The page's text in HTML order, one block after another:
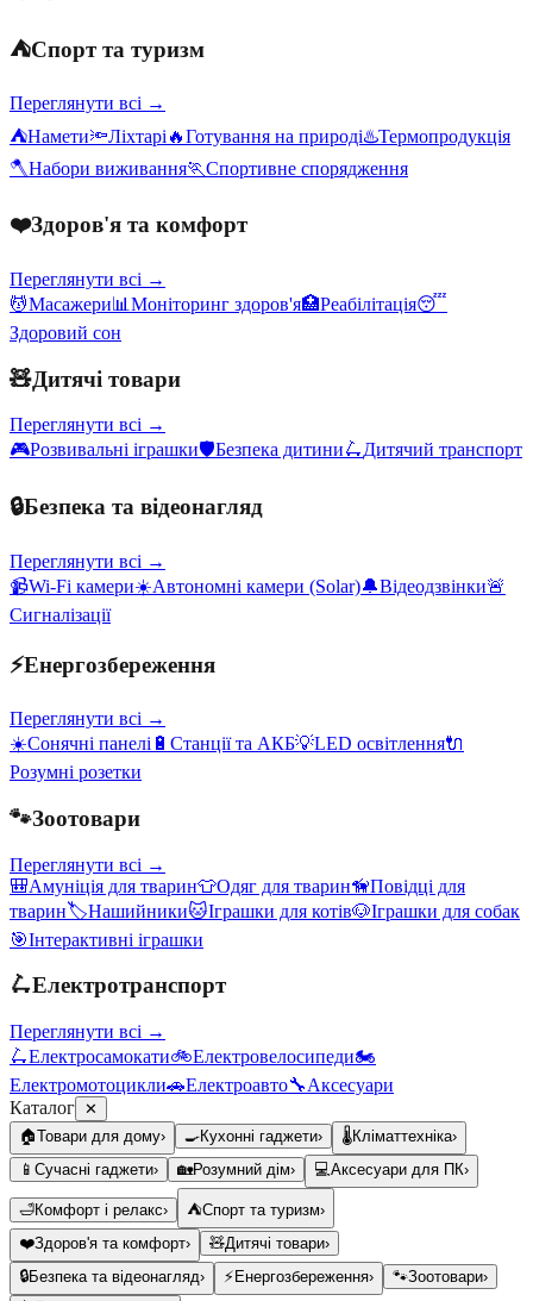
⛺Спорт та туризм
Переглянути всі →
⛺Намети🔦Ліхтарі 🔥Готування на природі♨️Термопродукція
🪓Набори виживання🏃Спортивне спорядження
❤️Здоров'я та комфорт
Переглянути всі →
💆Масажери📊 Моніторинг здоров'я🏥Реабілітація😴
Здоровий сон
🧸Дитячі товари
Переглянути всі →
🎮Розвивальні іграшки🛡️Безпека дитини🛴Дитячий транспорт
🔒Безпека та відеонагляд
Переглянути всі →
📹Wi-Fi камери☀️Автономні камери (Solar)🔔Відеодзвінки🚨
Сигналізації
⚡Енергозбереження
Переглянути всі →
☀️Сонячні панелі 🔋 Станції та АКБ💡LED освітлення🔌
Розумні розетки
🐾Зоотовари
Переглянути всі →
🎒Амуніція для тварин👕Одяг для тварин🦮Повідці для
тварин🏷️Нашийники🐱Іграшки для котів🐶Іграшки для собак
🎯Інтерактивні іграшки
🛴Електротранспорт
Переглянути всі →
🛴Електросамокати🚲Електровелосипеди🏍️
Електромотоцикли🚗Електроавто🔧Аксесуари
Каталог ✕
🏠Товари для дому› 🍳Кухонні гаджети› 🌡️Кліматтехніка›
📱 Сучасні гаджети› 🏡Розумний дім› 💻Аксесуари для ПК›
🛁Комфорт і релакс› ⛺Спорт та туризм›
❤️Здоров'я та комфорт› 🧸Дитячі товари›
🔒Безпека та відеонагляд› ⚡ Енергозбереження› 🐾Зоотовари›